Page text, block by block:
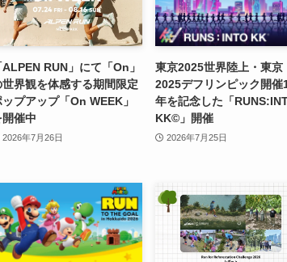
ALPEN RUN」にて「On」
世界観を体感する期間限定
ップアップ「On WEEK」
開催中
2026年7月26日
東京2025世界陸上・東京
2025デフリンピック開催
年を記念した「
KK©」開催
2026年7月25日